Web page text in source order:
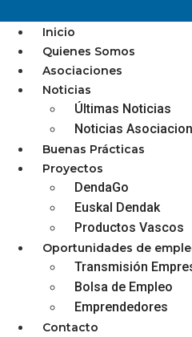
Inicio
Quienes Somos
Asociaciones
Noticias
Últimas Noticias
Noticias
Buenas Prácticas
Proyectos
DendaGo
Euskal Dendak
Productos Vascos
Oportunidades de
Transmisión
Bolsa de Empleo
Emprendedores
Contacto
MUGAN ABRE
PARTICIPAR EN
CONCURSO DE
ESCAPARATES
MARCIAL
diciembre